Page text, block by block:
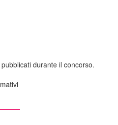
durante il concorso.